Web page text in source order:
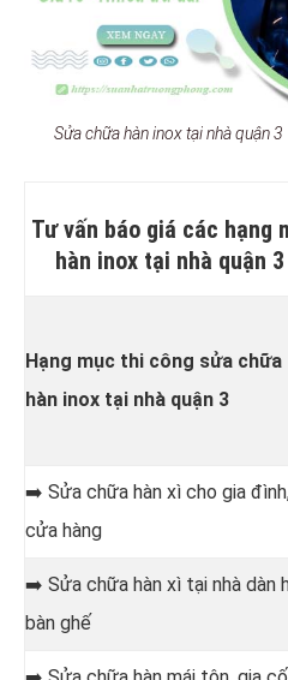
Sửa chữa hàn inox tại nhà quận
Tư vấn báo giá các hạng
hàn inox tại nhà quận
Hạng mục thi công sửa chữa
hàn inox tại nhà quận 3
➡️ Sửa chữa hàn xì cho gia
cửa hàng
➡️ Sửa chữa hàn xì tại nhà dàn
bàn ghế